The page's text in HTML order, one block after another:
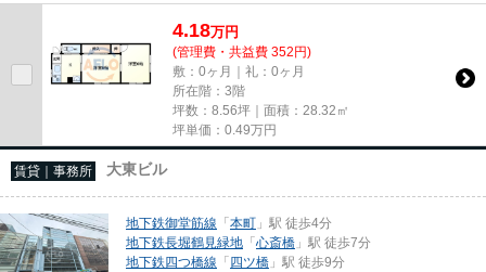
電車での移動が便利です。駐...
4.18万円
(管理費・共益費 352円)
敷：0ヶ月｜礼：0ヶ月
所在階：3階
坪数：8.56坪｜面積：28.32㎡
坪単価： 0.49万円
賃貸｜事務所 大東ビル
地下鉄御堂筋線 「本町 」駅 徒歩4分
地下鉄長堀鶴見緑地 「心斎橋 」駅 徒歩7分
地下鉄四つ橋線 「四ツ橋 」駅 徒歩9分